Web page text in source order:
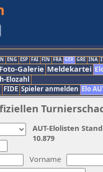
ENG ESP FAI FIN FRA GER GRE INA
Foto-Galerie Meldekartei
Elozahl
FIDE Spieler anmelden Elo
Vorname
AUT-Elolisten
10.879